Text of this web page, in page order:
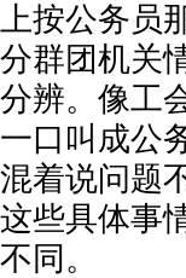
上按公务员
分群团机关
分辨。像工
一口叫成公
混着说问题
这些具体事
不同。